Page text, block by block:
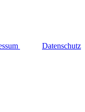
Datenschutz